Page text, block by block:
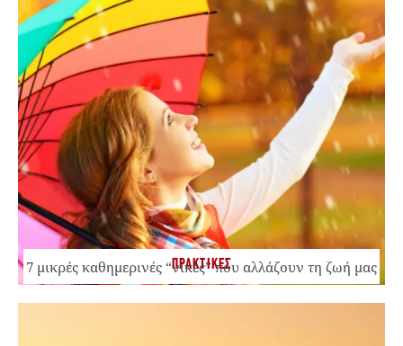
ΠΡΑΚΤΙΚΕΣ
7 μικρές καθημερινές “νίκες” που αλλάζουν τη ζωή μας